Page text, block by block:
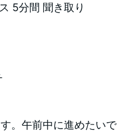
5分間 聞き取り
。午前中に進めたいで